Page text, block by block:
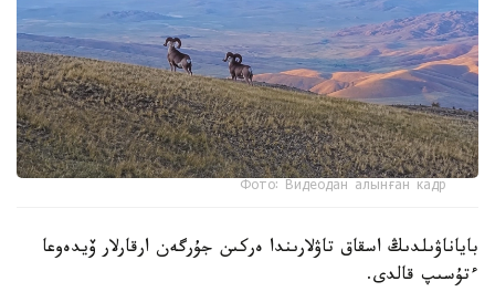
Фото: Видеодан алынған кадр
باياناۋىلدىڭ اسقاق تاۋلارىندا ەركىن جۇرگەن ارقارلار ۆيدەوعا
ءتۇسىپ قالدى.